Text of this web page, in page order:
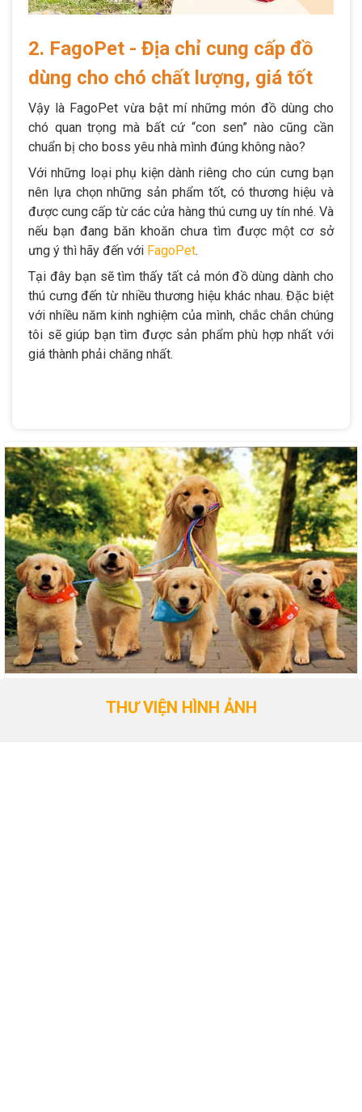
2. FagoPet - Địa chỉ cung cấp đồ
dùng cho chó chất lượng, giá tốt
Vậy là FagoPet vừa bật mí những món đồ dùng cho
chó quan trọng mà bất cứ “con sen” nào cũng cần
chuẩn bị cho boss yêu nhà mình đúng không nào?
Với những loại phụ kiện dành riêng cho cún cưng bạn
nên lựa chọn những sản phẩm tốt, có thương hiệu và
được cung cấp từ các cửa hàng thú cưng uy tín nhé. Và
nếu bạn đang băn khoăn chưa tìm được một cơ sở
ưng ý thì hãy đến với FagoPet.
Tại đây bạn sẽ tìm thấy tất cả món đồ dùng dành cho
thú cưng đến từ nhiều thương hiệu khác nhau. Đặc biệt
với nhiều năm kinh nghiệm của mình, chắc chắn chúng
tôi sẽ giúp bạn tìm được sản phẩm phù hợp nhất với
giá thành phải chăng nhất.
THƯ VIỆN HÌNH ẢNH